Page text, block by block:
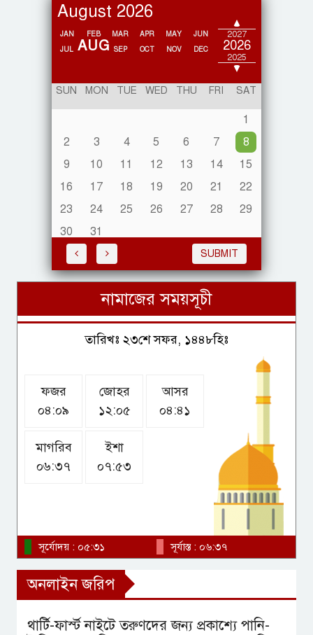
সোনারগাঁয়ে প্রকাশ্যে ছাত্রীকে লাথি,
অভিযুক্ত কিশোর আটক
জ্বালানি আমদানিতে জনস্বার্থ ও
জ্বালানি নিরাপত্তাকে অগ্রাধিকার:
সামরিক জোট, মধ্যপ্রাচ্যের
রাজনীতিতে কী প্রভাব পড়বে?
দক্ষিণ সুদান ও আবেই পরিদর্শনে
গেলেন সেনাপ্রধান
হরমুজ প্রণালি নিয়ে চুক্তি সন্নিকটে,
রোমে বিমানের কারিগরি ত্রুটি, রাতে
August 2026
2028
2027
2026
2025
2024
JAN FEB MAR APR MAY
JUN
JUL AUG SEP OCT NOV DEC
SUN MON TUE WED THU FRI SAT
1
2
3 4 5 6 7
8
9
10 11 12 13 14
15
16
17 18 19 20 21
22
23
24 25 26 27 28
29
30
31
SUBMIT
নামাজের সময়সূচী
তারিখঃ ২৩শে সফর, ১৪৪৮হিঃ
ফজর
০৪:০৯
জোহর
১২:০৫
আসর
০৪:৪১
মাগরিব
০৬:৩৭
ইশা
০৭:৫৩
সূর্যোদয় : ০৫:৩১ সূর্যাস্ত : ০৬:৩৭
অনলাইন জরিপ
থার্টি-ফার্স্ট নাইটে তরুণদের জন্য প্রকাশ্যে পানি-